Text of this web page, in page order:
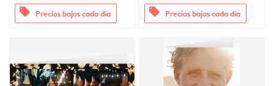
offers Precios bajos cada día offers Precios bajos cada día